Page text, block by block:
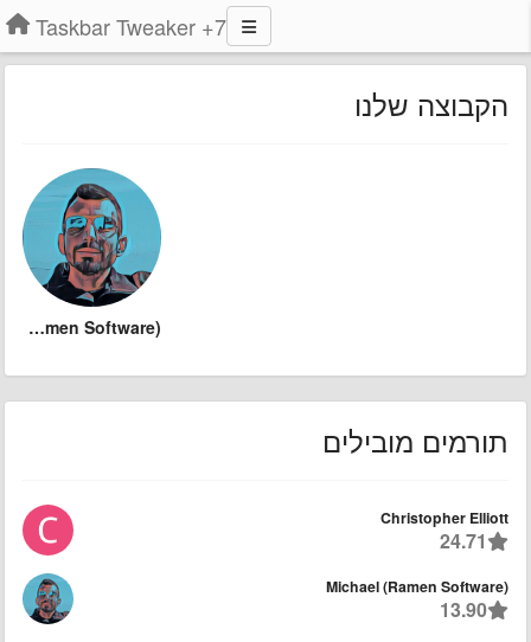
7+ Taskbar Tweaker
הקבוצה שלנו
Michael (Ramen Software)
תורמים מובילים
Christopher Elliott
24.71
Michael (Ramen Software)
13.90